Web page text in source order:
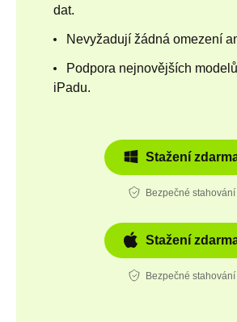
dat.
Nevyžadují žádná omezení
Podpora nejnovějších
iPadu.
Stažení
Bezpečné stahování
Stažení
Bezpečné stahování